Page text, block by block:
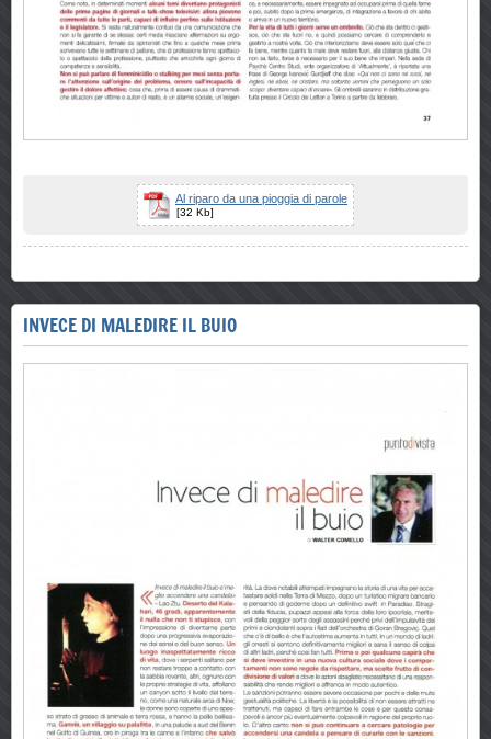
Al riparo da una pioggia di parole
[32 Kb]
INVECE DI MALEDIRE IL BUIO